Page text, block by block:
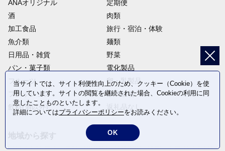
ANAオリジナル
定期便
酒
肉類
加工食品
旅行・宿泊・体験
魚介類
麺類
日用品・雑貨
野菜
パン・菓子類
電化製品
フルーツ
卵・乳製品
ファッション
米・穀物
飲料(酒以外)
当サイトでは、サイト利便性向上のため、クッキー（Cookie）を使
用しています。サイトの閲覧を継続された場合、Cookieの利用に同
意したことものといたします。
詳細についてはプライバシーポリシーをお読みください。
OK